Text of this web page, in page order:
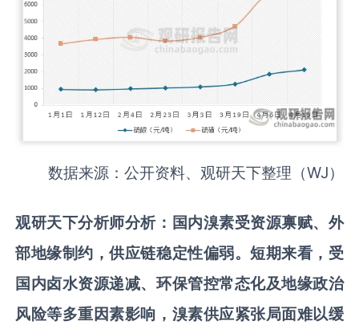
数据来源：公开资料、观研天下整理（WJ）
观研天下分析师分析： 国内溴素受资源禀赋、外
部地缘制约，供应链稳定性偏弱。短期来看， 受
国内卤水资源递减、环保管控常态化及地缘政治
风险等多重因素影响，溴素供应紧张局面难以缓